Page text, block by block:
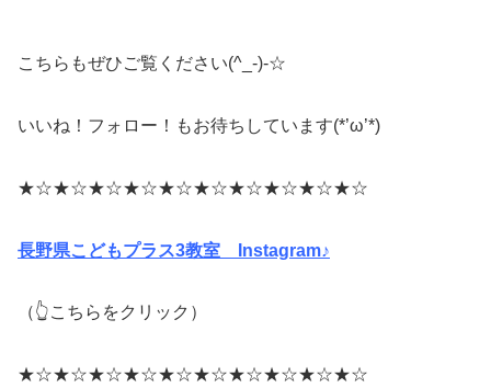
こちらもぜひご覧ください(^_-)-☆
いいね！フォロー！もお待ちしています(*’ω’*)
★☆★☆★☆★☆★☆★☆★☆★☆★☆★☆
長野県こどもプラス3教室 Instagram♪
（👆こちらをクリック）
★☆★☆★☆★☆★☆★☆★☆★☆★☆★☆